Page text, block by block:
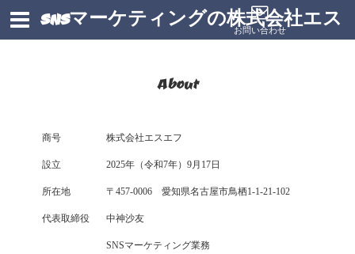
SNSマーケティングの株式会社エス
お問い合わせ
About
商号 株式会社エスエフ
設立 2025年（令和7年）9月17日
所在地 〒457-0006 愛知県名古屋市鳥栖1-1-21-102
代表取締役 中神沙友
SNSマーケティング業務